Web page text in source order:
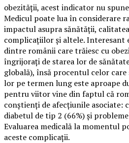
obezității, acest indicator nu
Medicul poate lua în considerare
impactul asupra sănătății,
complicațiilor și altele. Interesant
dintre românii care trăiesc cu
îngrijorați de starea lor de
globală), însă procentul celor
lor pe termen lung este aproape
pentru viitor vine din faptul că
conștienți de afecțiunile asociate:
diabetul de tip 2 (66%) și
Evaluarea medicală la momentul
aceste complicații.